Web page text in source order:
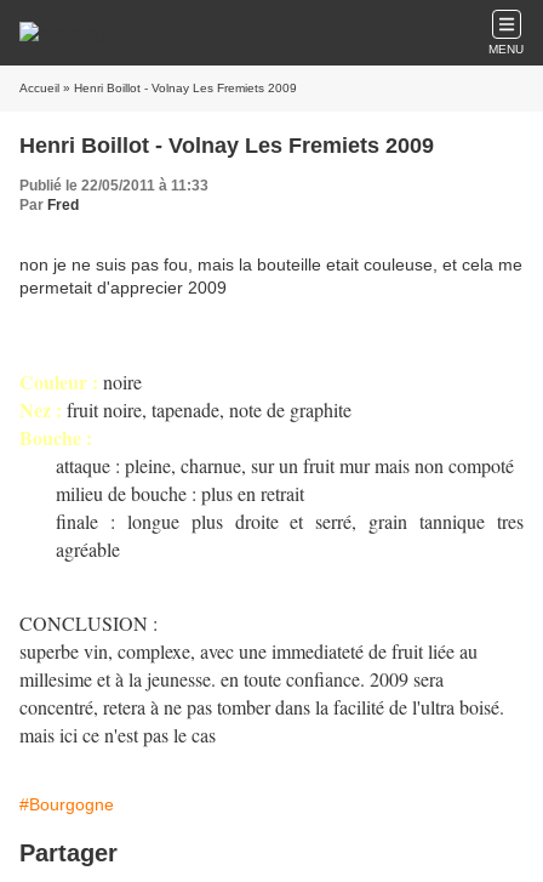
MENU
Accueil » Henri Boillot - Volnay Les Fremiets 2009
Henri Boillot - Volnay Les Fremiets 2009
Publié le 22/05/2011 à 11:33
Par Fred
non je ne suis pas fou, mais la bouteille etait couleuse, et cela me
permetait d'apprecier 2009
Couleur : noire
Nez : fruit noire, tapenade, note de graphite
Bouche :
attaque : pleine, charnue, sur un fruit mur mais non compoté
milieu de bouche : plus en retrait
finale : longue plus droite et serré, grain tannique tres
agréable
CONCLUSION :
superbe vin, complexe, avec une immediateté de fruit liée au
millesime et à la jeunesse. en toute confiance. 2009 sera
concentré, retera à ne pas tomber dans la facilité de l'ultra boisé.
mais ici ce n'est pas le cas
#Bourgogne
Partager